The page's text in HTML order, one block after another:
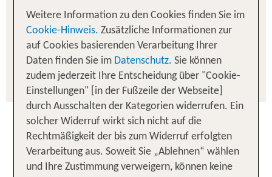
Alle Filter entfernen
Neue Suche starten
Weitere Information zu den Cookies finden Sie im
Cookie-Hinweis. Zusätzliche Informationen zur
auf Cookies basierenden Verarbeitung Ihrer
Daten finden Sie im Datenschutz. Sie können
zudem jederzeit Ihre Entscheidung über "Cookie-
Einstellungen" [in der Fußzeile der Webseite]
durch Ausschalten der Kategorien widerrufen. Ein
solcher Widerruf wirkt sich nicht auf die
Rechtmäßigkeit der bis zum Widerruf erfolgten
Verarbeitung aus. Soweit Sie „Ablehnen“ wählen
und Ihre Zustimmung verweigern, können keine